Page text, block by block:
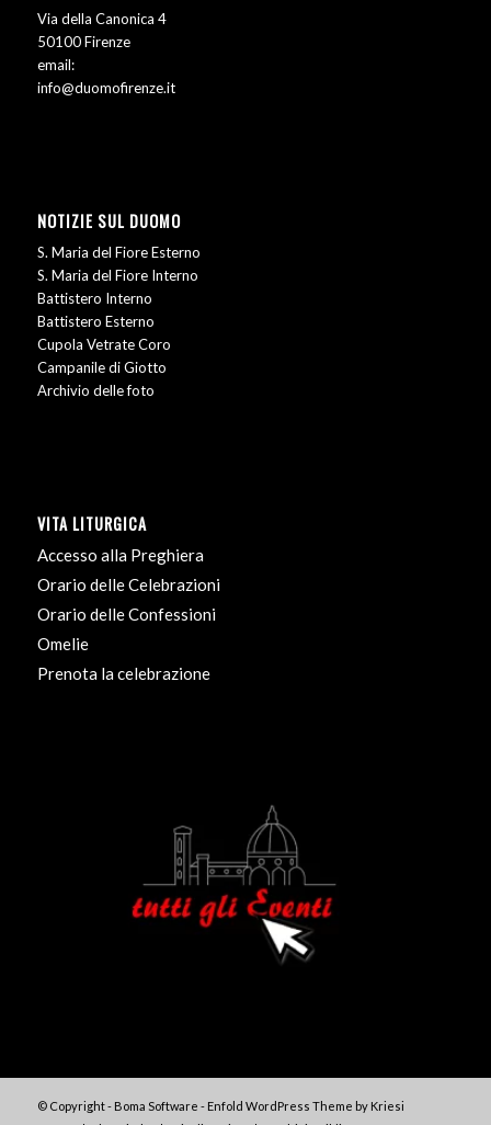
Via della Canonica 4
50100 Firenze
email:
info@duomofirenze.it
NOTIZIE SUL DUOMO
S. Maria del Fiore Esterno
S. Maria del Fiore Interno
Battistero Interno
Battistero Esterno
Cupola Vetrate Coro
Campanile di Giotto
Archivio delle foto
VITA LITURGICA
Accesso alla Preghiera
Orario delle Celebrazioni
Orario delle Confessioni
Omelie
Prenota la celebrazione
© Copyright - Boma Software - Enfold WordPress Theme by Kriesi